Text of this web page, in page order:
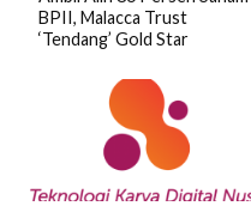
BPII, Malacca Trust
‘Tendang’ Gold Star